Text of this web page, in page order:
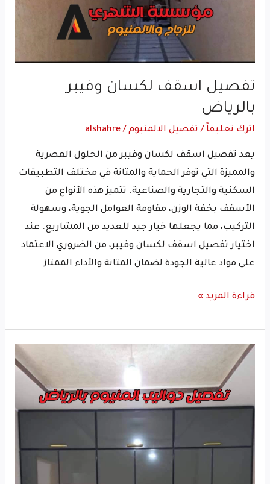
تفصيل اسقف لكسان وفيبر
بالرياض
اترك تعليقاً / تفصيل الالمنيوم /
alshahre
يعد تفصيل اسقف لكسان وفيبر من الحلول العصرية
والمميزة التي توفر الحماية والمتانة في مختلف التطبيقات
السكنية والتجارية والصناعية. تتميز هذه الأنواع من
الأسقف بخفة الوزن، مقاومة العوامل الجوية، وسهولة
التركيب، مما يجعلها خيار جيد للعديد من المشاريع. عند
اختيار تفصيل اسقف لكسان وفيبر، من الضروري الاعتماد
على مواد عالية الجودة لضمان المتانة والأداء الممتاز
قراءة المزيد »
تفصيل
دواليب
المنيوم​
بالرياض